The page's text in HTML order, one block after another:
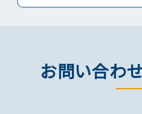
お問い合わ